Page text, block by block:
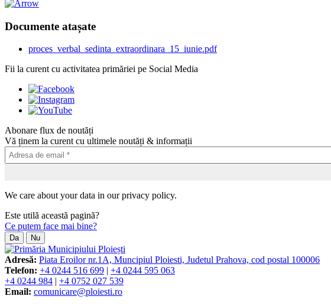
Documente atașate
proces_verbal_sedinta_extraordinara_15_iunie.pdf
Fii la curent cu activitatea primăriei pe Social Media
Abonare flux de noutăți
Vă ținem la curent cu ultimele noutăți & informații
We care about your data in our privacy policy.
Este utilă această pagină?
Ce putem face mai bine?
Da Nu
Adresă: Piata Eroilor nr.1A, Muncipiul Ploiesti, Judetul Prahova, cod postal 100006
Telefon: +4 0244 516 699 | +4 0244 595 063
+4 0244 984 | +4 0752 027 539
Email: comunicare@ploiesti.ro